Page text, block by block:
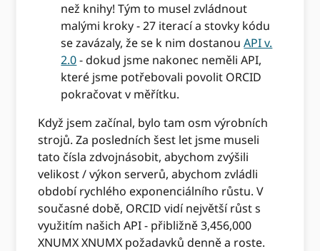
než knihy! Tým to musel zvládnout
malými kroky - 27 iterací a stovky kódu
se zavázaly, že se k nim dostanouAPI v.
2.0- dokud jsme nakonec neměli API,
které jsme potřebovali povolit ORCID
pokračovat v měřítku.
Když jsem začínal, bylo tam osm výrobních
strojů. Za posledních šest let jsme museli
tato čísla zdvojnásobit, abychom zvýšili
velikost / výkon serverů, abychom zvládli
období rychlého exponenciálního růstu. V
současné době, ORCID vidí největší růst s
využitím našich API - přibližně 3,456,000
XNUMX XNUMX požadavků denně a roste.